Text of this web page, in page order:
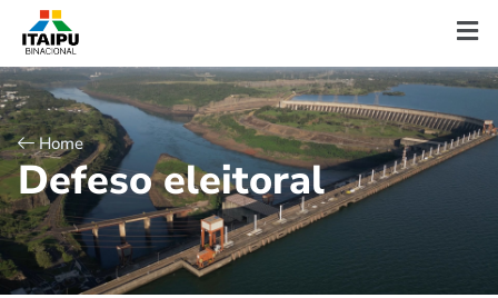
Home
Defeso eleitoral